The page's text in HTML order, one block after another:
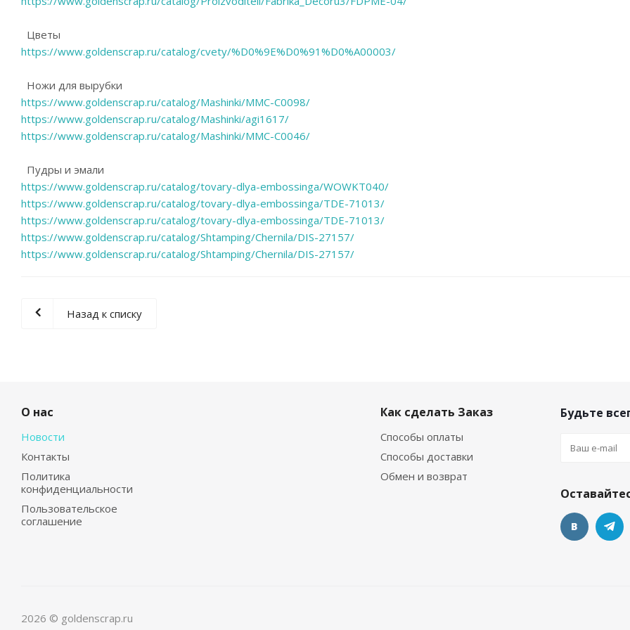
Цветы
https://www.goldenscrap.ru/catalog/cvety/%D0%9E%D0%91%D0%A00003/
Ножи для вырубки
https://www.goldenscrap.ru/catalog/Mashinki/MMC-C0098/
https://www.goldenscrap.ru/catalog/Mashinki/agi1617/
https://www.goldenscrap.ru/catalog/Mashinki/MMC-C0046/
Пудры и эмали
https://www.goldenscrap.ru/catalog/tovary-dlya-embossinga/WOWKT040/
https://www.goldenscrap.ru/catalog/tovary-dlya-embossinga/TDE-71013/
https://www.goldenscrap.ru/catalog/tovary-dlya-embossinga/TDE-71013/
https://www.goldenscrap.ru/catalog/Shtamping/Chernila/DIS-27157/
https://www.goldenscrap.ru/catalog/Shtamping/Chernila/DIS-27157/
Назад к списку
О нас
Новости
Контакты
Политика
конфиденциальности
Пользовательское
соглашение
Как сделать Заказ
Способы оплаты
Способы доставки
Обмен и возврат
Будьте
2026 © goldenscrap.ru